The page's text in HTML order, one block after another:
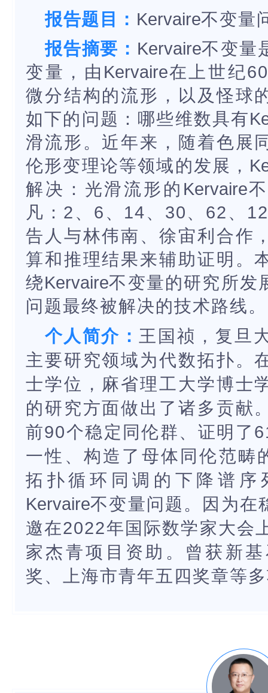
报告题目： Kervaire不变量
报告摘要： Kervaire不变量
变量，由 Kervaire在上世纪
微分结构的流形，以及怪球
如下的问题：哪些维数具有
滑流形。近年来，随着色展
伦形变理论等领域的发展，
解决：光滑流形的 Kervaire
凡：2、6、14、30、62、
告人与林伟南、徐宙利合作
算和推理结果来辅助证明。
绕Kervaire不变量的研究所发
问题最终被解决的技术路线。
个人简介： 王国祯，复旦
主要研究领域为代数拓扑。
士学位，麻省理工大学博士
的研究方面做出了诸多贡献
前90个稳定同伦群、证明了
一性、构造了母体同伦范畴
拓扑循环同调的下降谱序
Kervaire不变量问题。因为在
邀在2022年国际数学家大会
家杰青项目资助。曾获新
奖、上海市青年五四奖章等